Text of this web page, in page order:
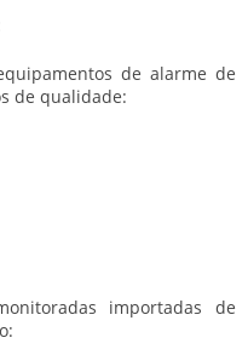
de alarme de
de qualidade:
importadas de